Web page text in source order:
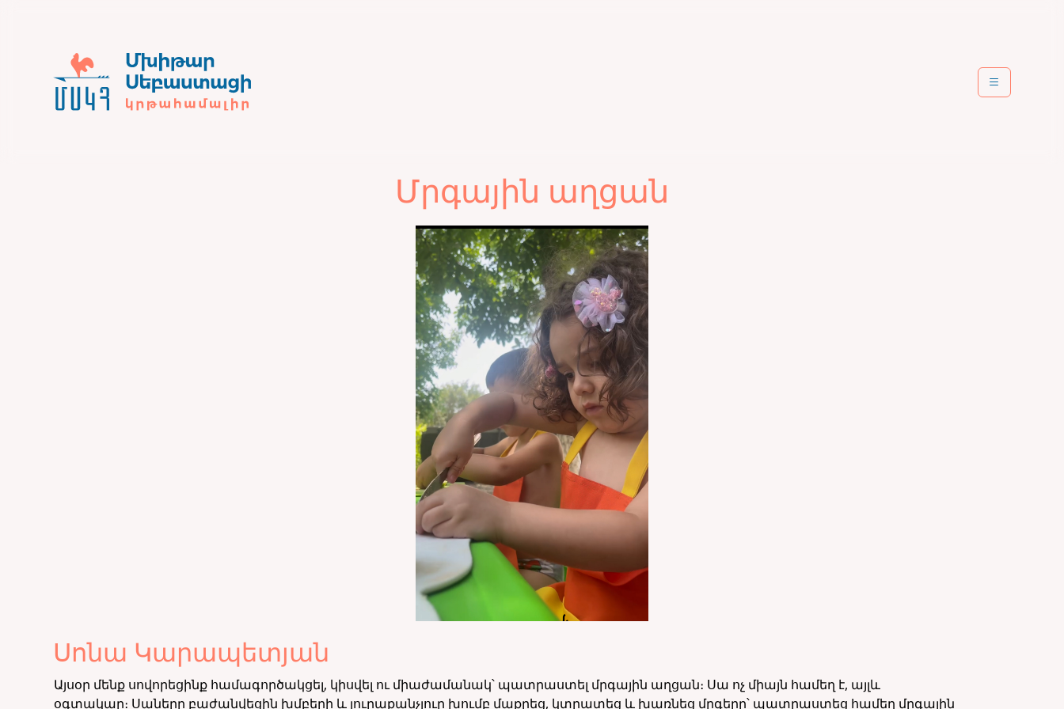
Մրգային աղցան
Սոնա Կարապետյան
Այսօր մենք սովորեցինք համագործակցել, կիսվել ու միաժամանակ՝ պատրաստել մրգային աղցան։ Սա ոչ միայն համեղ է, այլև
օգտակար։ Սաները բաժանվեցին խմբերի և յուրաքանչյուր խումբ մաքրեց, կտրատեց և խառնեց մրգերը՝ պատրաստեց համեղ մրգային